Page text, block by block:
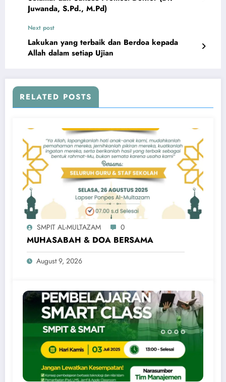
Juwanda, S.Pd., M.Pd)
Next post
Lakukan yang terbaik dan Berdoa kepada
Allah dalam setiap Ujian
RELATED POSTS
SMPIT AL-MULTAZAM 0
MUHASABAH & DOA BERSAMA
August 9, 2026